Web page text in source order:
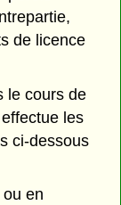
de licence
le cours de
les
ci-dessous
en